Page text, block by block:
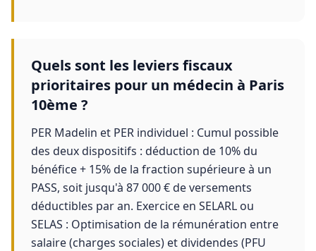
Quels sont les leviers fiscaux
prioritaires pour un médecin à Paris
10ème ?
PER Madelin et PER individuel : Cumul possible
des deux dispositifs : déduction de 10% du
bénéfice + 15% de la fraction supérieure à un
PASS, soit jusqu'à 87 000 € de versements
déductibles par an. Exercice en SELARL ou
SELAS : Optimisation de la rémunération entre
salaire (charges sociales) et dividendes (PFU